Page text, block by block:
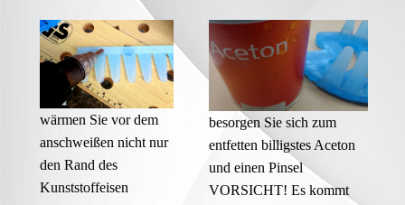
wärmen Sie vor dem
anschweißen nicht nur
den Rand des
Kunststoffeisen
besorgen Sie sich zum
entfetten billigstes Aceton
und einen Pinsel
VORSICHT! Es kommt